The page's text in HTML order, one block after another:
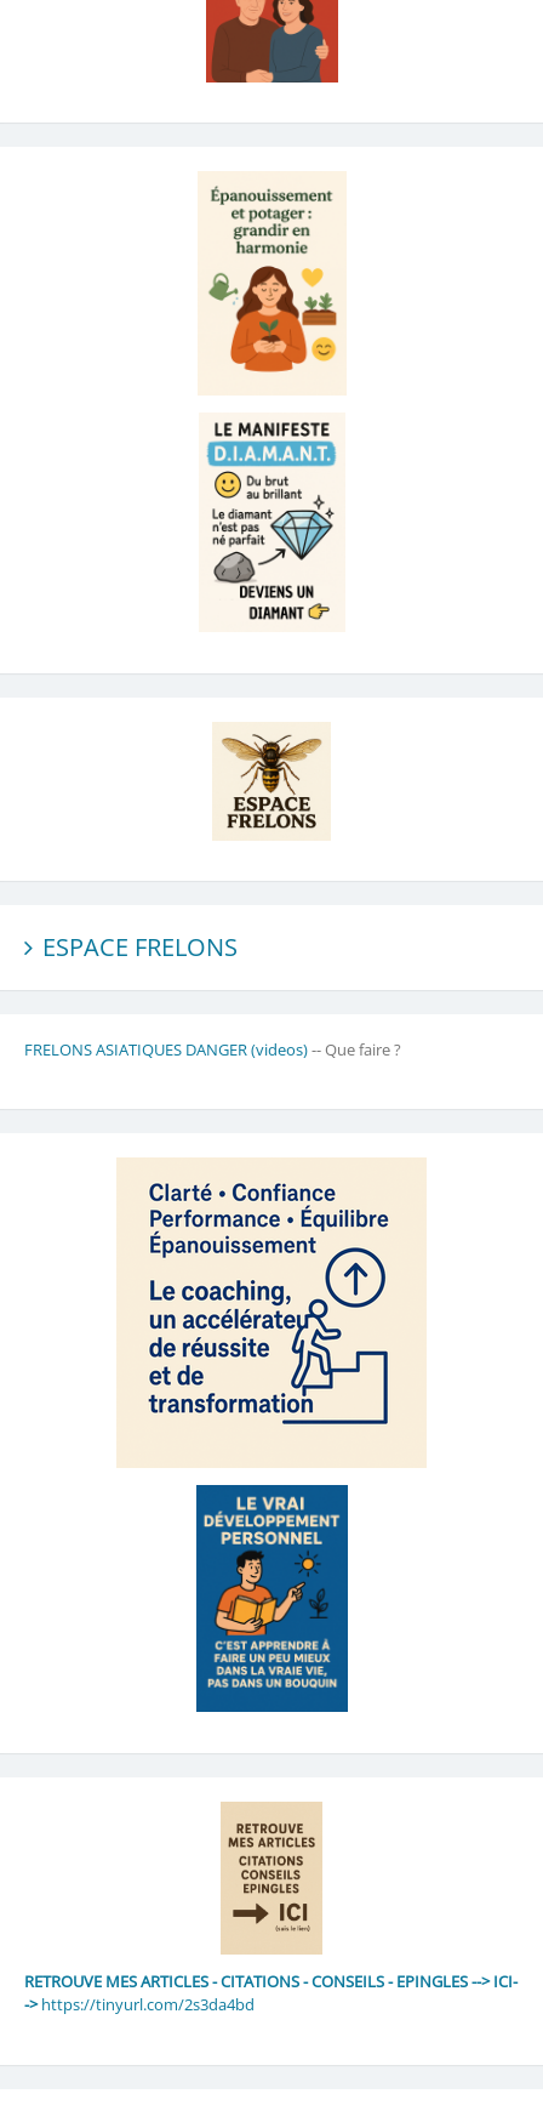
ESPACE FRELONS
FRELONS ASIATIQUES DANGER (videos)-- Que faire ?
RETROUVE MES ARTICLES - CITATIONS - CONSEILS - EPINGLES --> ICI-
-> https://tinyurl.com/2s3da4bd